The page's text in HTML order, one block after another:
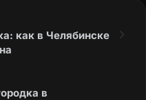
как в Челябинске
в